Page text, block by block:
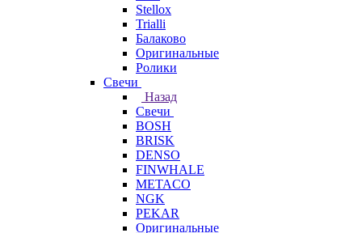
Stellox
Trialli
Балаково
Оригинальные
Ролики
Свечи
Назад
Свечи
BOSH
BRISK
DENSO
FINWHALE
METACO
NGK
PEKAR
Оригинальные